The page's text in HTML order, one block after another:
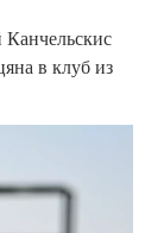
в клуб из